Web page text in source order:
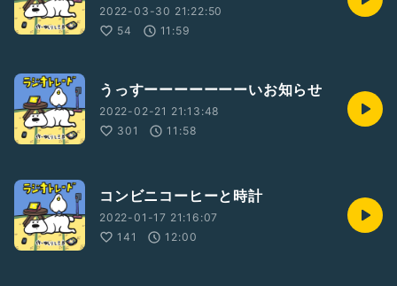
2022-03-30 21:22:50
54
11:59
うっすーーーーーーーいお知らせ
2022-02-21 21:13:48
301
11:58
コンビニコーヒーと時計
2022-01-17 21:16:07
141
12:00